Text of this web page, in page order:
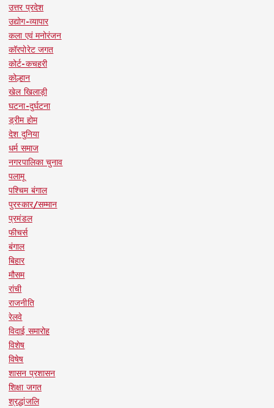
उत्तर प्रदेश
उद्योग-व्यापार
कला एवं मनोरंजन
कॉरपोरेट जगत
कोर्ट-कचहरी
कोल्हान
खेल खिलाड़ी
घटना-दुर्घटना
ड्रीम होम
देश दुनिया
धर्म समाज
नगरपालिका चुनाव
पलामू
पश्चिम बंगाल
पुरस्कार/सम्मान
प्रमंडल
फीचर्स
बंगाल
बिहार
मौसम
रांची
राजनीति
रेलवे
विदाई समारोह
विशेष
विषेष
शासन प्रशासन
शिक्षा जगत
श्रद्धांजलि